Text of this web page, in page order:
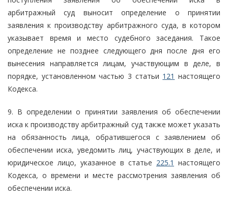
арбитражный суд выносит определение о принятии
заявления к производству арбитражного суда, в котором
указывает время и место судебного заседания. Такое
определение не позднее следующего дня после дня его
вынесения направляется лицам, участвующим в деле, в
порядке, установленном частью 3 статьи 121 настоящего
Кодекса.
9. В определении о принятии заявления об обеспечении
иска к производству арбитражный суд также может указать
на обязанность лица, обратившегося с заявлением об
обеспечении иска, уведомить лиц, участвующих в деле, и
юридическое лицо, указанное в статье 225.1 настоящего
Кодекса, о времени и месте рассмотрения заявления об
обеспечении иска.